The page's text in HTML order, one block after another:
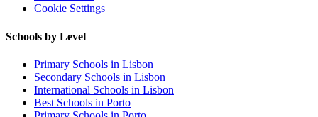
Cookie Settings
Schools by Level
Primary Schools in Lisbon
Secondary Schools in Lisbon
International Schools in Lisbon
Best Schools in Porto